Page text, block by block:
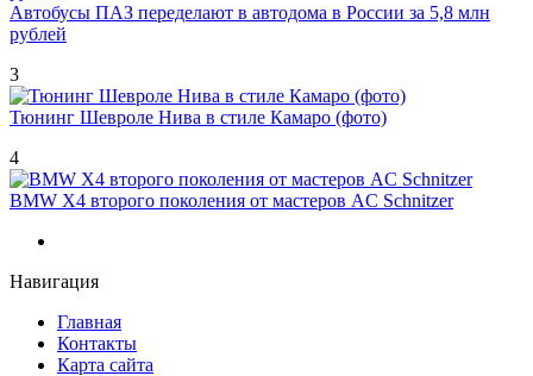
Автобусы ПАЗ переделают в автодома в России за 5,8 млн
рублей
3
Тюнинг Шевроле Нива в стиле Камаро (фото)
4
BMW X4 второго поколения от мастеров AC Schnitzer
Навигация
Главная
Контакты
Карта сайта